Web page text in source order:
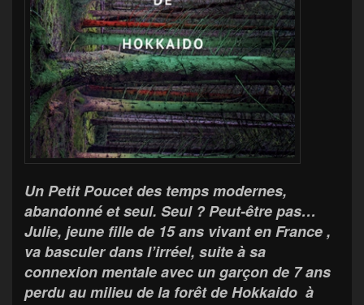
Un Petit Poucet des temps modernes,
abandonné et seul. Seul ? Peut-être pas…
Julie, jeune fille de 15 ans vivant en France ,
va basculer dans l’irréel, suite à sa
connexion mentale avec un garçon de 7 ans
perdu au milieu de la forêt de Hokkaido à